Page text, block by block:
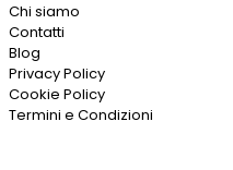
Chi siamo
Contatti
Blog
Privacy Policy
Cookie Policy
Termini e Condizioni